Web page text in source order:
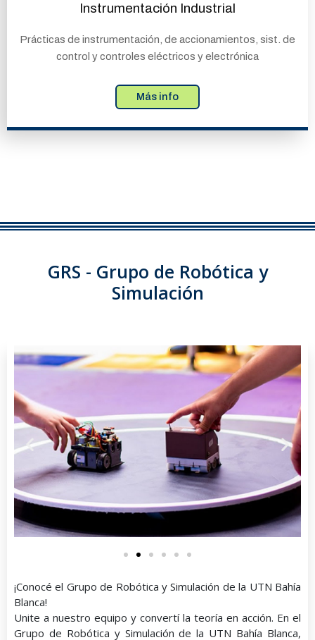
Instrumentación Industrial
Prácticas de instrumentación, de accionamientos, sist. de
control y controles eléctricos y electrónica
Más info
GRS - Grupo de Robótica y
Simulación
¡Conocé el Grupo de Robótica y Simulación de la UTN Bahía
Blanca!
Unite a nuestro equipo y convertí la teoría en acción. En el
Grupo de Robótica y Simulación de la UTN Bahía Blanca,